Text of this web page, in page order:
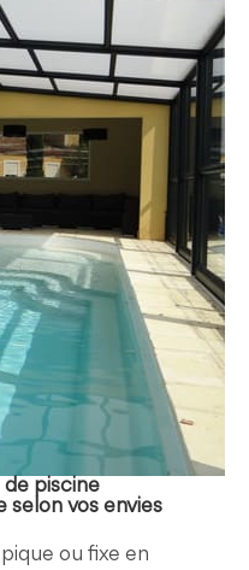
piscine
selon vos envies
ou fixe en